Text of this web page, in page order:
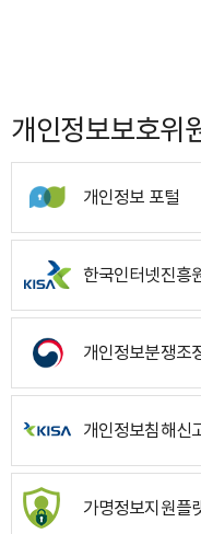
개인정보보호위
개인정보 포털
한국인터넷진흥
개인정보분쟁조
개인정보침해신
가명정보지원플